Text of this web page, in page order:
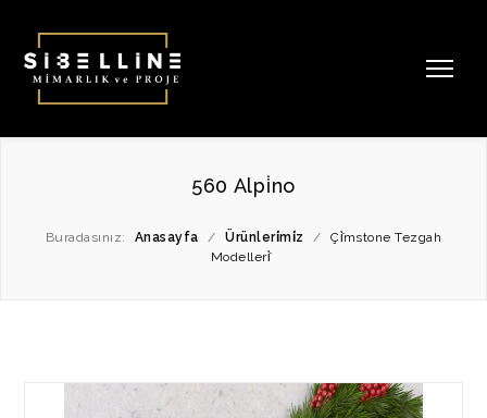
560 Alpi̇no
Buradasınız: Anasayfa / Ürünleri̇mi̇z /
Çi̇̇mstone Tezgah
Modelleri̇̇